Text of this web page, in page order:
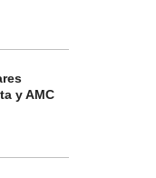
y AMC